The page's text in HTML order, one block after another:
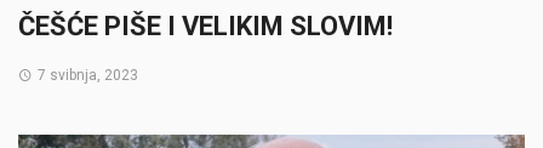
ČEŠĆE PIŠE I VELIKIM SLOVIM!
7 svibnja, 2023